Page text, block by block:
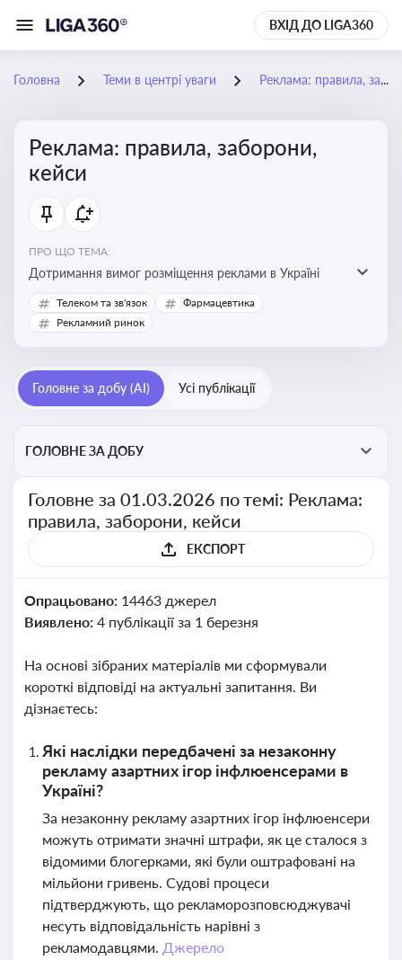
ВХІД ДО LIGA360
Головна Теми в центрі уваги Реклама: правила, заборони, кейси
Реклама: правила, заборони,
кейси
ПРО ЩО ТЕМА:
Дотримання вимог розміщення реклами в Україні
Телеком та зв'язок
Фармацевтика
Рекламний ринок
Головне за добу (AI) Усі публікації
ГОЛОВНЕ ЗА ДОБУ
Головне за 01.03.2026 по темі: Реклама:
правила, заборони, кейси
ЕКСПОРТ
Опрацьовано: 14463 джерел
Виявлено: 4 публікації за 1 березня
На основі зібраних матеріалів ми сформували
короткі відповіді на актуальні запитання. Ви
дізнаєтесь:
Які наслідки передбачені за незаконну
рекламу азартних ігор інфлюенсерами в
Україні?
За незаконну рекламу азартних ігор інфлюенсери
можуть отримати значні штрафи, як це сталося з
відомими блогерками, які були оштрафовані на
мільйони гривень. Судові процеси
підтверджують, що рекламорозповсюджувачі
несуть відповідальність нарівні з
рекламодавцями. Джерело